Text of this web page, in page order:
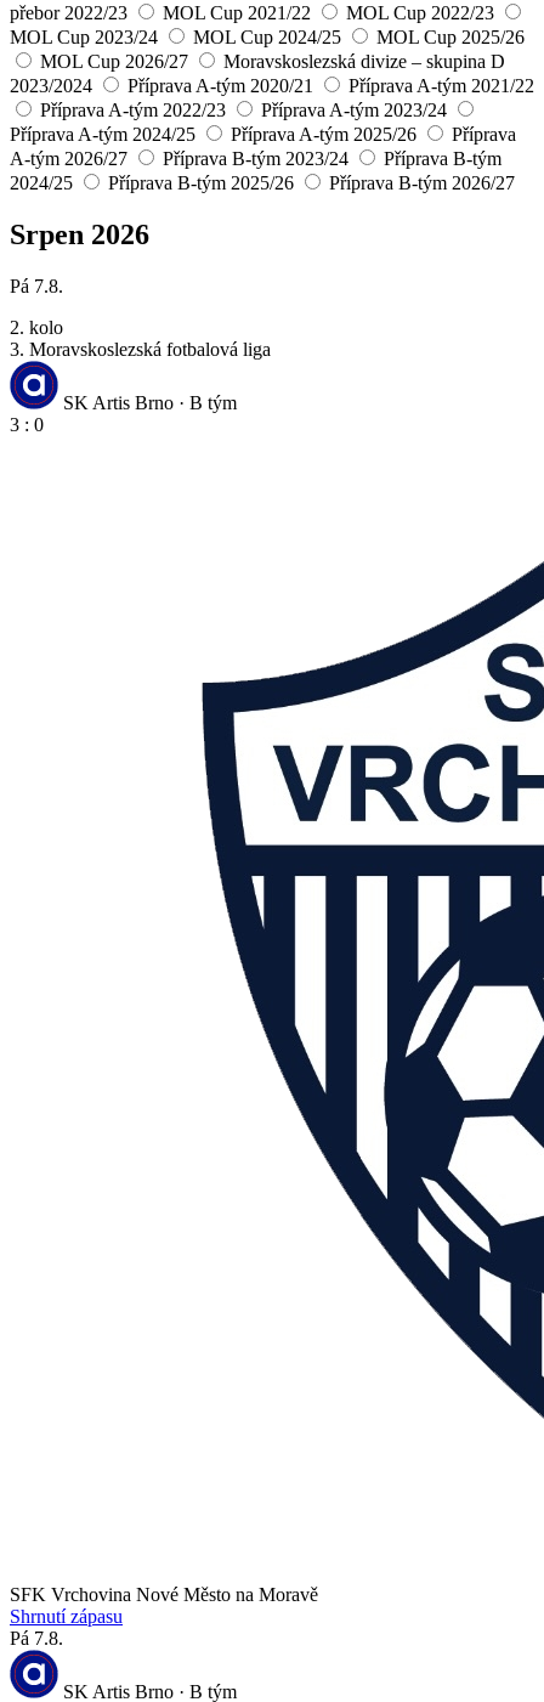
přebor 2022/23
MOL Cup 2021/22
MOL Cup 2022/23
MOL Cup 2023/24
MOL Cup 2024/25
MOL Cup 2025/26
MOL Cup 2026/27
Moravskoslezská divize – skupina D
2023/2024
Příprava A-tým 2020/21
Příprava A-tým 2021/22
Příprava A-tým 2022/23
Příprava A-tým 2023/24
Příprava A-tým 2024/25
Příprava A-tým 2025/26
Příprava
A-tým 2026/27
Příprava B-tým 2023/24
Příprava B-tým
2024/25
Příprava B-tým 2025/26 Příprava B-tým 2026/27
Srpen 2026
Pá 7.8.
2. kolo
3. Moravskoslezská fotbalová liga
SK Artis Brno · B tým
3 : 0
SFK Vrchovina Nové Město na Moravě
Shrnutí zápasu
Pá 7.8.
SK Artis Brno · B tým